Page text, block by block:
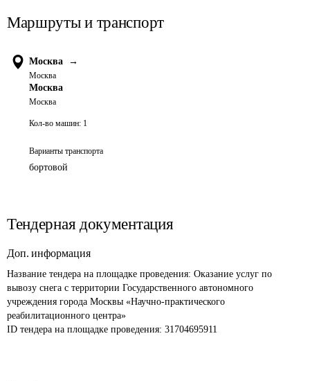
Маршруты и транспорт
Москва →
Москва
Москва
Москва
Кол-во машин: 1
Варианты транспорта
бортовой
Тендерная документация
Доп. информация
Название тендера на площадке проведения: Оказание услуг по
вывозу снега с территории Государственного автономного
учреждения города Москвы «Научно-практического
реабилитационного центра»
ID тендера на площадке проведения: 31704695911